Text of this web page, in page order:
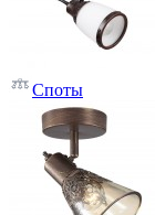
Споты